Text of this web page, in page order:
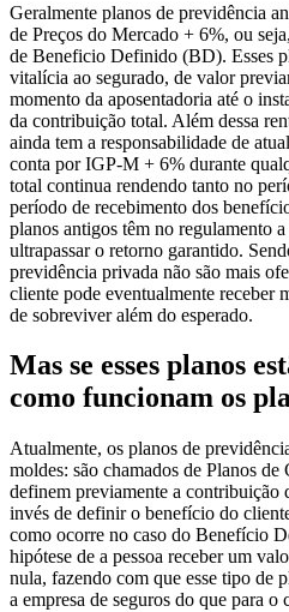
Geralmente planos de previdência
de Preços do Mercado + 6%, ou
de Beneficio Definido (BD). Esses
vitalícia ao segurado, de valor
momento da aposentadoria até o
da contribuição total. Além dessa
ainda tem a responsabilidade de
conta por IGP-M + 6% durante
total continua rendendo tanto no
período de recebimento dos
planos antigos têm no regulamento
ultrapassar o retorno garantido.
previdência privada não são mais
cliente pode eventualmente receber
de sobreviver além do esperado.
Mas se esses planos
como funcionam os
Atualmente, os planos de
moldes: são chamados de Planos
definem previamente a contribuição
invés de definir o benefício do
como ocorre no caso do Benefício
hipótese de a pessoa receber um
nula, fazendo com que esse tipo de
a empresa de seguros do que para o